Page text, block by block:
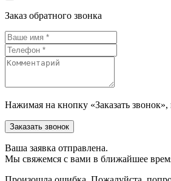
Заказ обратного звонка
Нажимая на кнопку «Заказать звонок»,
Ваша заявка отправлена.
Мы свяжемся с вами в ближайшее